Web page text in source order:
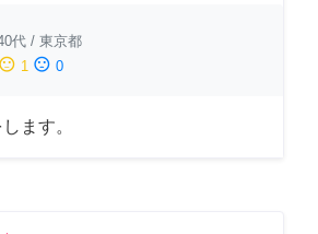
代 / 東京都
sentiment_neutral 1 sentiment_dissatisfied 0
ます。